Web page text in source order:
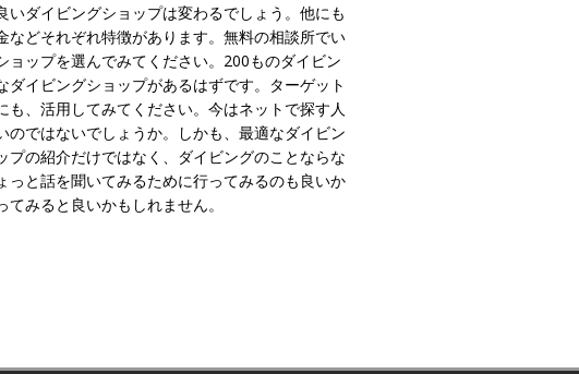
ダイビングショップは変わるでしょう。他にも
どそれぞれ特徴があります。無料の相談所でい
ップを選んでみてください。200ものダイビン
イビングショップがあるはずです。ターゲット
、活用してみてください。今はネットで探す人
ではないでしょうか。しかも、最適なダイビン
の紹介だけではなく、ダイビングのことならな
と話を聞いてみるために行ってみるのも良いか
みると良いかもしれません。